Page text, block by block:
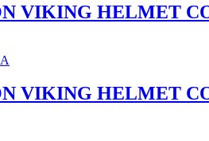
VIKING HELMET
VIKING HELMET